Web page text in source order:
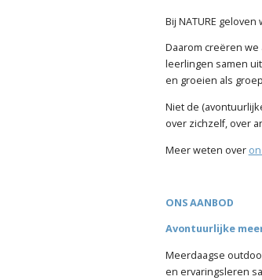
Bij NATURE
Daarom creëren
leerlingen samen
en groeien als
Niet de
over zichzelf, over
Meer weten over
ONS AANBOD
Avontuurlijke
Meerdaagse
en ervaringsleren